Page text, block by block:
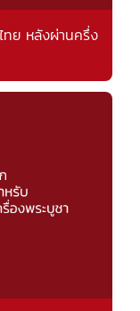
ทย หลังผ่านครึ่ง